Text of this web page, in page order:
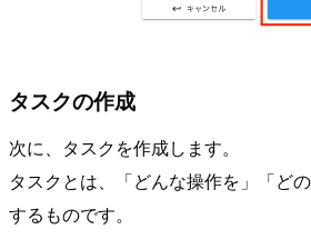
タスクの作成
次に、タスクを作成します。
タスクとは、「どんな操作を」「ど
するものです。